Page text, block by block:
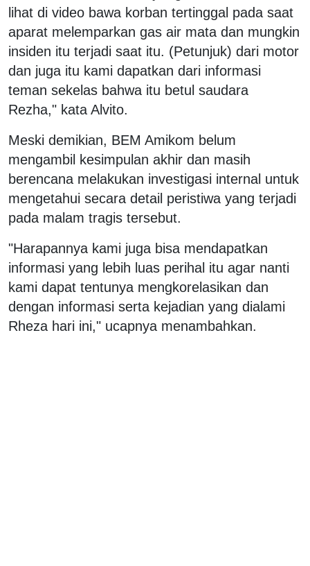
lihat di video bawa korban tertinggal pada saat
aparat melemparkan gas air mata dan mungkin
insiden itu terjadi saat itu. (Petunjuk) dari motor
dan juga itu kami dapatkan dari informasi
teman sekelas bahwa itu betul saudara
Rezha," kata Alvito.
Meski demikian, BEM Amikom belum
mengambil kesimpulan akhir dan masih
berencana melakukan investigasi internal untuk
mengetahui secara detail peristiwa yang terjadi
pada malam tragis tersebut.
"Harapannya kami juga bisa mendapatkan
informasi yang lebih luas perihal itu agar nanti
kami dapat tentunya mengkorelasikan dan
dengan informasi serta kejadian yang dialami
Rheza hari ini," ucapnya menambahkan.